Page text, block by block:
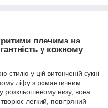
плечима на
у кожному
стилю у цій витонченій сукні
ліфу з романтичним
розкльошеному низу, вона
легкий, повітряний